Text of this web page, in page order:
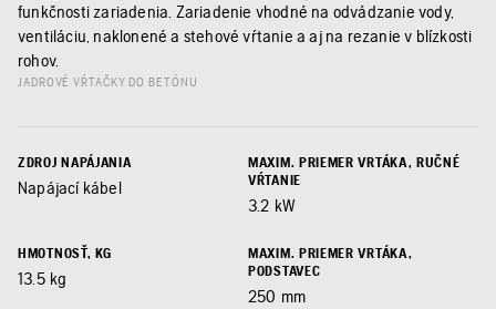
funkčnosti zariadenia. Zariadenie vhodné na odvádzanie vody,
ventiláciu, naklonené a stehové vŕtanie a aj na rezanie v blízkosti
rohov.
JADROVÉ VŔTAČKY DO BETÓNU
ZDROJ NAPÁJANIA
Napájací kábel
MAXIM. PRIEMER VRTÁKA, RUČNÉ
VŔTANIE
3.2 kW
HMOTNOSŤ, KG
13.5 kg
MAXIM. PRIEMER VRTÁKA,
PODSTAVEC
250 mm